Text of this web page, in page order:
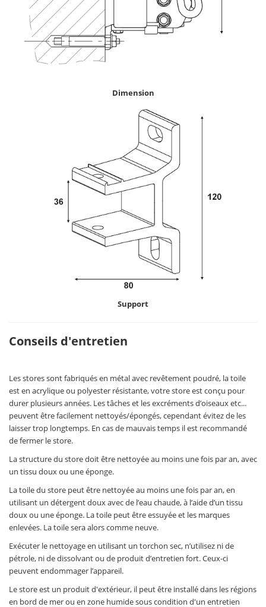
Dimension
Support
Conseils d'entretien
Les stores sont fabriqués en métal avec revêtement poudré, la toile
est en acrylique ou polyester résistante, votre store est conçu pour
durer plusieurs années. Les tâches et les excréments d’oiseaux etc...
peuvent être facilement nettoyés/épongés, cependant évitez de les
laisser trop longtemps. En cas de mauvais temps il est recommandé
de fermer le store.
La structure du store doit être nettoyée au moins une fois par an, avec
un tissu doux ou une éponge.
La toile du store peut être nettoyée au moins une fois par an, en
utilisant un détergent doux avec de l’eau chaude, à l’aide d’un tissu
doux ou une éponge. La toile peut être essuyée et les marques
enlevées. La toile sera alors comme neuve.
Exécuter le nettoyage en utilisant un torchon sec, n’utilisez ni de
pétrole, ni de dissolvant ou de produit d’entretien fort. Ceux-ci
peuvent endommager l’appareil.
Le store est un produit d'extérieur, il peut être installé dans les régions
en bord de mer ou en zone humide sous condition d'un entretien